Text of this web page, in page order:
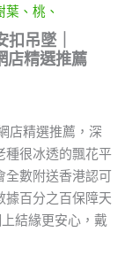
、桃、
吊墜｜
店精選推薦
店精選推薦，深
種很冰透的飄花平
全數附送香港認可
據百分之百保障天
結緣更安心，戴